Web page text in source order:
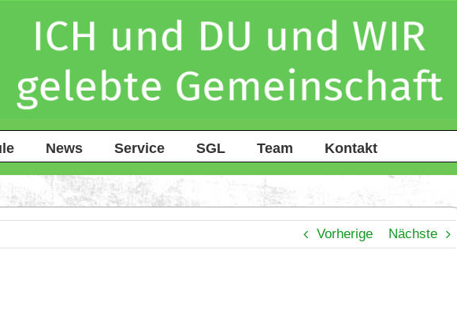
News Service SGL Team Kontakt
Vorherige Nächste